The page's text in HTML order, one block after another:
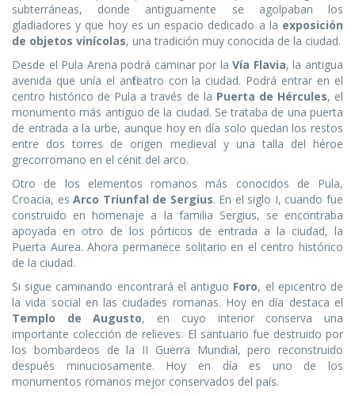
subterráneas, donde antiguamente se agolpaban los
gladiadores y que hoy es un espacio dedicado a la exposición
de objetos vinícolas, una tradición muy conocida de la ciudad.
Desde el Pula Arena podrá caminar por laVía Flavia, la antigua
avenida que unía el anfiteatro con la ciudad. Podrá entrar en el
centro histórico de Pula a través de la Puerta de Hércules, el
monumento más antiguo de la ciudad. Se trataba de una puerta
de entrada a la urbe, aunque hoy en día solo quedan los restos
entre dos torres de origen medieval y una talla del héroe
grecorromano en el cénit del arco.
Otro de los elementos romanos más conocidos de Pula,
Croacia, esArco Triunfal de Sergius. En el siglo I, cuando fue
construido en homenaje a la familia Sergius, se encontraba
apoyada en otro de los pórticos de entrada a la ciudad, la
Puerta Aurea. Ahora permanece solitario en el centro histórico
de la ciudad.
Si sigue caminando encontrará el antiguo Foro, el epicentro de
la vida social en las ciudades romanas. Hoy en día destaca el
Templo de Augusto, en cuyo interior conserva una
importante colección de relieves. El santuario fue destruido por
los bombardeos de la II Guerra Mundial, pero reconstruido
después minuciosamente. Hoy en día es uno de los
monumentos romanos mejor conservados del país.